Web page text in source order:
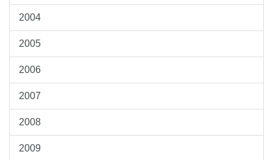
2004
2005
2006
2007
2008
2009